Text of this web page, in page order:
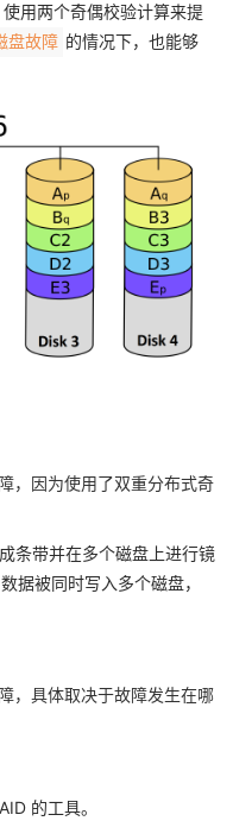
使用两个奇偶校验计算来提
盘故障 的情况下，也能够
，因为使用了双重分布式奇
条带并在多个磁盘上进行镜
据被同时写入多个磁盘，
，具体取决于故障发生在哪
的工具。